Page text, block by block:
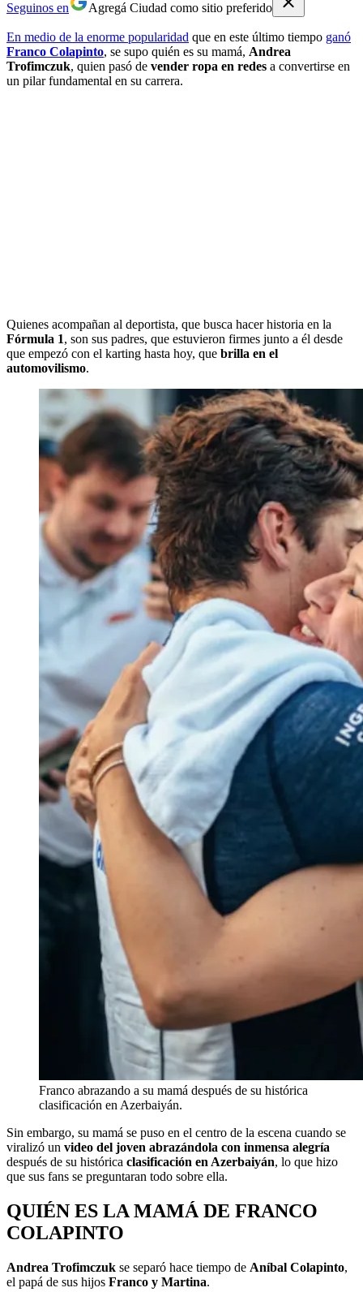
Seguinos en Agregá Ciudad como sitio preferido
En medio de la enorme popularidad que en este último tiempo ganó
Franco Colapinto, se supo quién es su mamá, Andrea
Trofimczuk, quien pasó de vender ropa en redes a convertirse en
un pilar fundamental en su carrera.
Quienes acompañan al deportista, que busca hacer historia en la
Fórmula 1, son sus padres, que estuvieron firmes junto a él desde
que empezó con el karting hasta hoy, que brilla en el
automovilismo.
Franco abrazando a su mamá después de su histórica
clasificación en Azerbaiyán.
Sin embargo, su mamá se puso en el centro de la escena cuando se
viralizó un video del joven abrazándola con inmensa alegría
después de su histórica clasificación en Azerbaiyán, lo que hizo
que sus fans se preguntaran todo sobre ella.
QUIÉN ES LA MAMÁ DE FRANCO
COLAPINTO
Andrea Trofimczuk se separó hace tiempo de Aníbal Colapinto,
el papá de sus hijos Franco y Martina.